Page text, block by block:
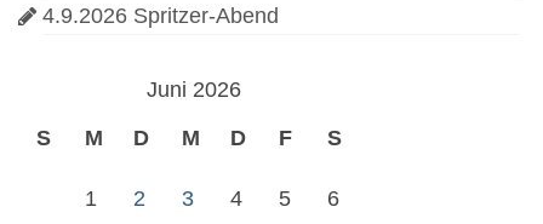
4.9.2026 Spritzer-Abend
Juni 2026
S
M D M D F S
1 2 3 4 5 6